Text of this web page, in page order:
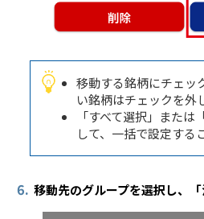
移動する銘柄にチェッ
い銘柄はチェックを外
「すべて選択」また
して、一括で設定する
6. 移動先のグループを選択し、